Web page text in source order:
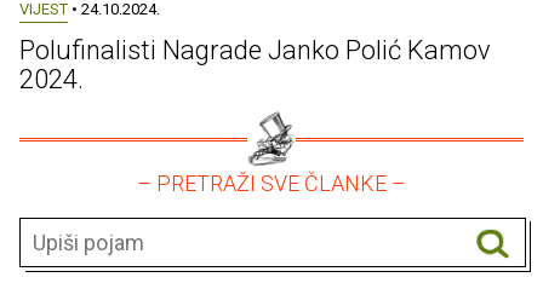
VIJEST • 24.10.2024.
Polufinalisti Nagrade Janko Polić Kamov
2024.
– PRETRAŽI SVE ČLANKE –